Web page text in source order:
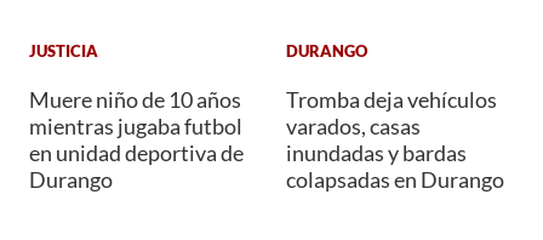
JUSTICIA
Muere niño de 10 años
mientras jugaba futbol
en unidad deportiva de
Durango
DURANGO
Tromba deja vehículos
varados, casas
inundadas y bardas
colapsadas en Durango